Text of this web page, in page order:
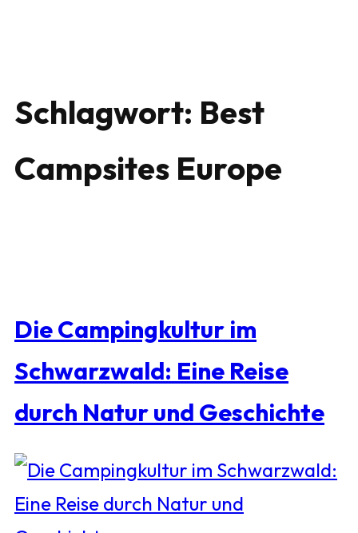
Schlagwort: Best
Campsites Europe
Die Campingkultur im
Schwarzwald: Eine Reise
durch Natur und Geschichte